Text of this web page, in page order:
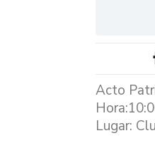
Acto
Lugar: